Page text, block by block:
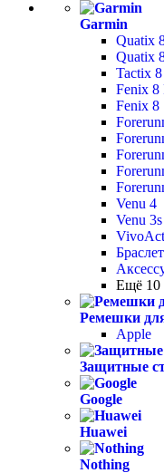
Garmin
Quatix
Quatix
Tactix 8
Fenix 8
Fenix 8
Venu 4
Venu 3s
Ещё 10
Ремешки
Apple
Защитные
Google
Huawei
Nothing